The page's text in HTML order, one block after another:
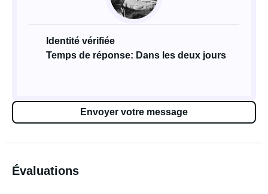
Identité vérifiée
Temps de réponse: Dans les deux jours
Envoyer votre message
Évaluations